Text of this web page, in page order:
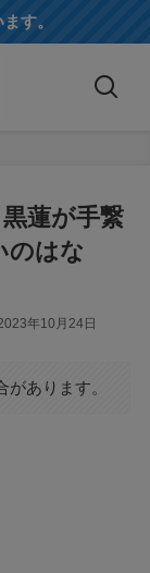
す。
黒蓮が手繋
のはな
年10月24日
あります。